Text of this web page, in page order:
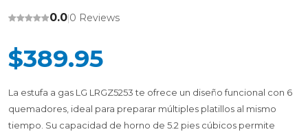
0.0|0 Reviews
$389.95
La estufa a gas LG LRGZ5253 te ofrece un diseño funcional con 6
quemadores, ideal para preparar múltiples platillos al mismo
tiempo. Su capacidad de horno de 5.2 pies cúbicos permite